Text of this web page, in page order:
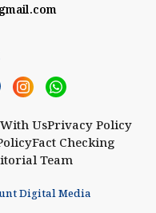
UsPrivacy Policy
Fact Checking
Team
Digital Media